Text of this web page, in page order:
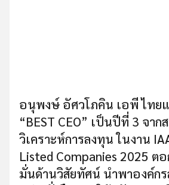
อนุพงษ์ อัศวโภคิน เอพี ไทย
“BEST CEO” เป็นปีที่ 3 จาก
วิเคราะห์การลงทุน ในงาน
Listed Companies 2025 ต
มั่นด้านวิสัยทัศน์ นำพาองค์กร